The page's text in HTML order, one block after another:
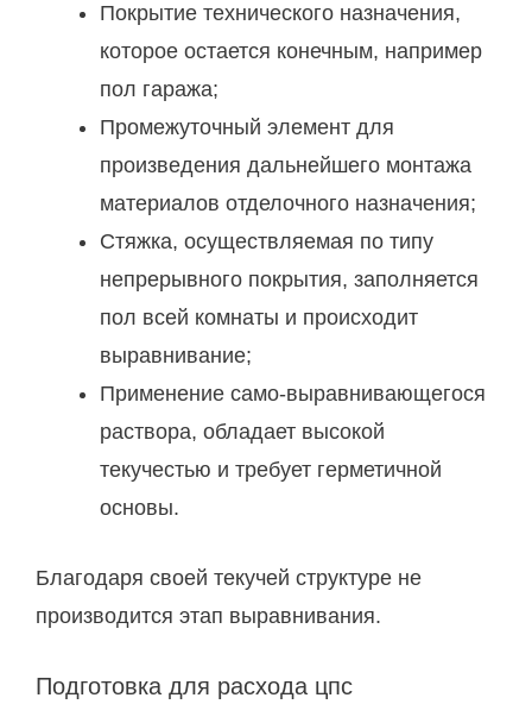
Покрытие технического назначения,
которое остается конечным, например
пол гаража;
Промежуточный элемент для
произведения дальнейшего монтажа
материалов отделочного назначения;
Стяжка, осуществляемая по типу
непрерывного покрытия, заполняется
пол всей комнаты и происходит
выравнивание;
Применение само-выравнивающегося
раствора, обладает высокой
текучестью и требует герметичной
основы.
Благодаря своей текучей структуре не
производится этап выравнивания.
Подготовка для расхода цпс